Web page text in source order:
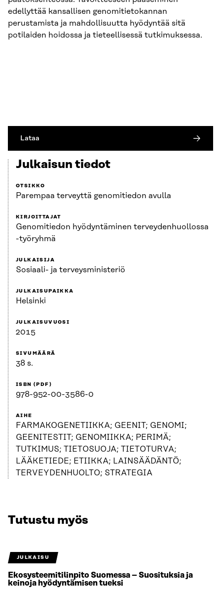
edellyttää kansallisen genomitietokannan
perustamista ja mahdollisuutta hyödyntää sitä
potilaiden hoidossa ja tieteellisessä tutkimuksessa.
Lataa
Julkaisun tiedot
OTSIKKO
Parempaa terveyttä genomitiedon avulla
KIRJOITTAJAT
Genomitiedon hyödyntäminen terveydenhuollossa
-työryhmä
JULKAISIJA
Sosiaali- ja terveysministeriö
JULKAISUPAIKKA
Helsinki
JULKAISUVUOSI
2015
SIVUMÄÄRÄ
38 s.
ISBN (PDF)
978-952-00-3586-0
AIHE
FARMAKOGENETIIKKA; GEENIT; GENOMI;
GEENITESTIT; GENOMIIKKA; PERIMÄ;
TUTKIMUS; TIETOSUOJA; TIETOTURVA;
LÄÄKETIEDE; ETIIKKA; LAINSÄÄDÄNTÖ;
TERVEYDENHUOLTO; STRATEGIA
Tutustu myös
JULKAISU
Ekosysteemitilinpito Suomessa – Suosituksia ja
keinoja hyödyntämisen tueksi